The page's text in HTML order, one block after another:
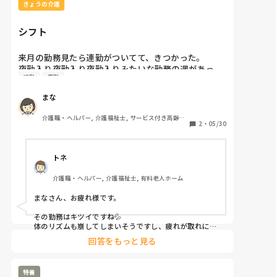
前置きはこのくらいにして本題に入る。
こんな状態の中で、一昨日の夜中、家の階段から落
他のスタッフのみなさん、申し訳ありませ〜〜んm(_
きょうの介護
シフト
来月の勤務見たら連勤がついてて、きつかった。
夜勤入り夜勤入り夜勤入りみたいな勤務の週があっ
た…
連勤 夜勤
まな
介護職・ヘルパー, 介護福祉士, サービス付き高齢者
2 ・ 05/30
トネ
介護職・ヘルパー, 介護福祉士, 有料老人ホーム
まなさん、お疲れ様です。
その勤務はキツイですね💦
体のリズムも崩してしまいそうですし、疲れが取れにく
人手不足からの勤務とは思いますが、結構なハードスケ
1回だけでも夜勤入りが減らせたら違うかもですね😓
回答をもっと見る
特養